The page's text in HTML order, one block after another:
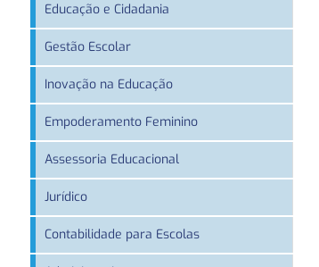
Educação e Cidadania
Gestão Escolar
Inovação na Educação
Empoderamento Feminino
Assessoria Educacional
Jurídico
Contabilidade para Escolas